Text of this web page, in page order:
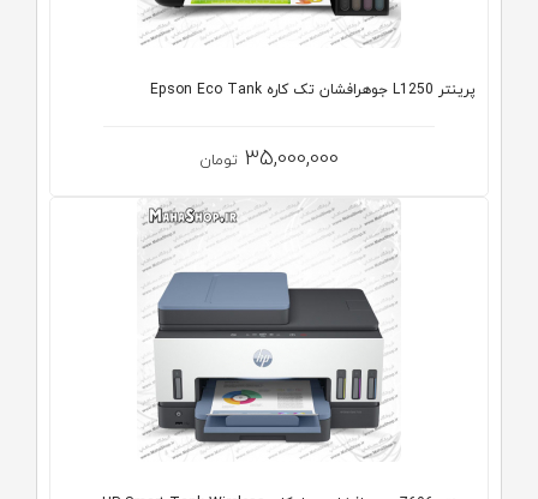
پرینتر L1250 جوهرافشان تک کاره Epson Eco Tank
35,000,000 تومان